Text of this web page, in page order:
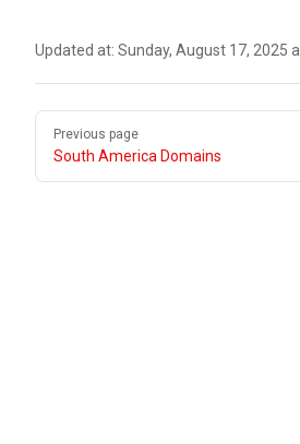
Updated at: Sunday, August 17, 2025
Pager
Previous page
South America Domains